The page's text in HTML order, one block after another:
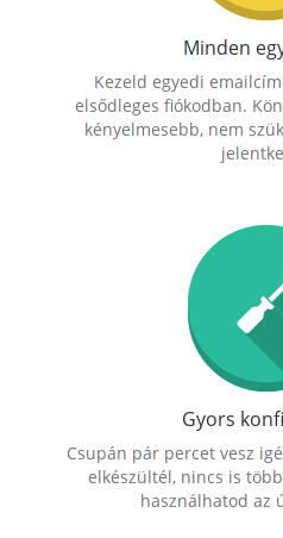
Minden
Kezeld egyedi
elsődleges fiókodban.
kényelmesebb, nem
Gyors
Csupán pár percet vesz
elkészültél, nincs is
használhatod az